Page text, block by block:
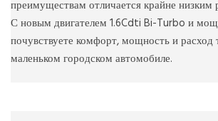
преимуществам отличается крайне низким
С новым двигателем 1.6Cdti Bi-Turbo и
почувствуете комфорт, мощность и расход
маленьком городском автомобиле.